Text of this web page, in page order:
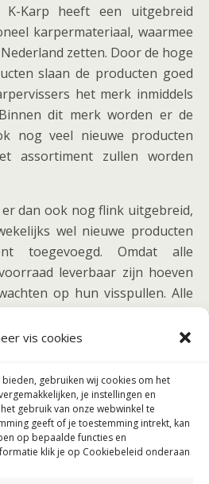
vis cookies
gebruiken wij cookies om het
je instellingen en
gebruik van onze webwinkel te
geeft of je toestemming intrekt, kan
op bepaalde functies en
klik je op Cookiebeleid onderaan
Karp heeft een uitgebreid
karpermateriaal, waarmee
zetten. Door de hoge
slaan de producten goed
het merk inmiddels
dit merk worden er de
nog veel nieuwe producten
assortiment zullen worden
dan ook nog flink uitgebreid,
wel nieuwe producten
toegevoegd. Omdat alle
leverbaar zijn hoeven
op hun visspullen. Alle
worden de volgende dag al
Daarnaast staat uiteraard de
een hoog vaandel, en is het
geen enkel probleem. Voor
kunt u op www.karperxl.nl